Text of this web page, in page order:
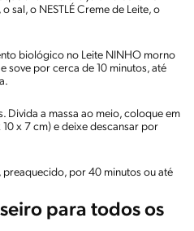
sal, o NESTLÉ Creme de Leite, o
biológico no Leite NINHO morno
sove por cerca de 10 minutos, até
Divida a massa ao meio, coloque em
x 7 cm) e deixe descansar por
preaquecido, por 40 minutos ou até
para todos os